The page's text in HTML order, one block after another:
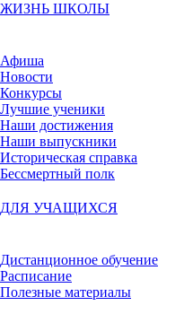
ЖИЗНЬ ШКОЛЫ
Афиша
Новости
Конкурсы
Лучшие ученики
Наши достижения
Наши выпускники
Историческая справка
Бессмертный полк
ДЛЯ УЧАЩИХСЯ
Дистанционное обучение
Расписание
Полезные материалы